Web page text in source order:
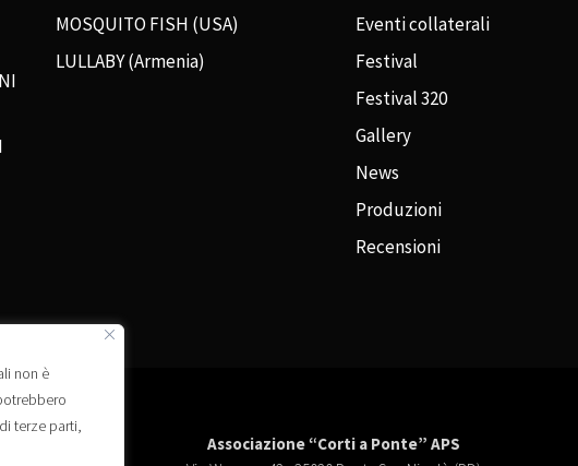
non è
terze parti,
MOSQUITO FISH (USA)
LULLABY (Armenia)
Eventi collaterali
Festival
Festival 320
Gallery
News
Produzioni
Recensioni
Associazione “Corti a Ponte” APS